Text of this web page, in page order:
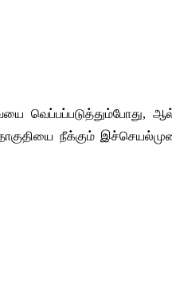
வெப்பப்படுத்தும்போது,
நீக்கும்